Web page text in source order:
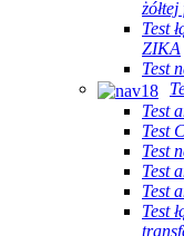
Test
ZIKA
Test
Test
Test
Test
Test
Test
Test